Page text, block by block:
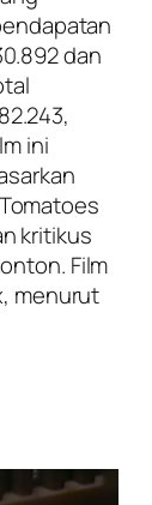
dan
ini
kritikus
Film
menurut